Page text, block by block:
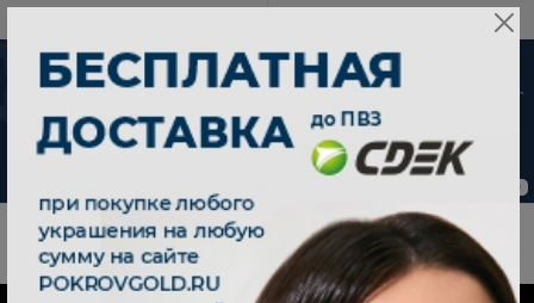
0
Главная Индивидуальный заказ Индивидуальный заказ значки
от 15 дней с
момента оплаты